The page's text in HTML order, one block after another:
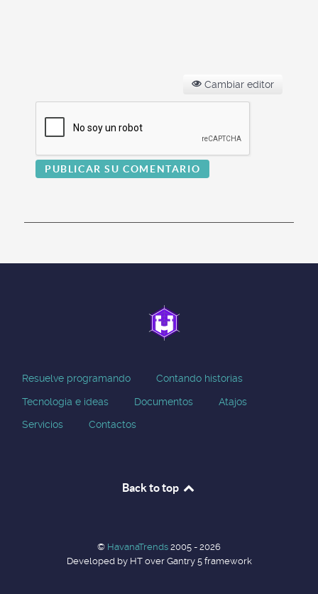
Cambiar editor
PUBLICAR SU COMENTARIO
Resuelve programando Contando historias
Tecnologia e ideas Documentos Atajos
Servicios Contactos
Back to top
© HavanaTrends 2005 - 2026
Developed by HT over Gantry 5 framework